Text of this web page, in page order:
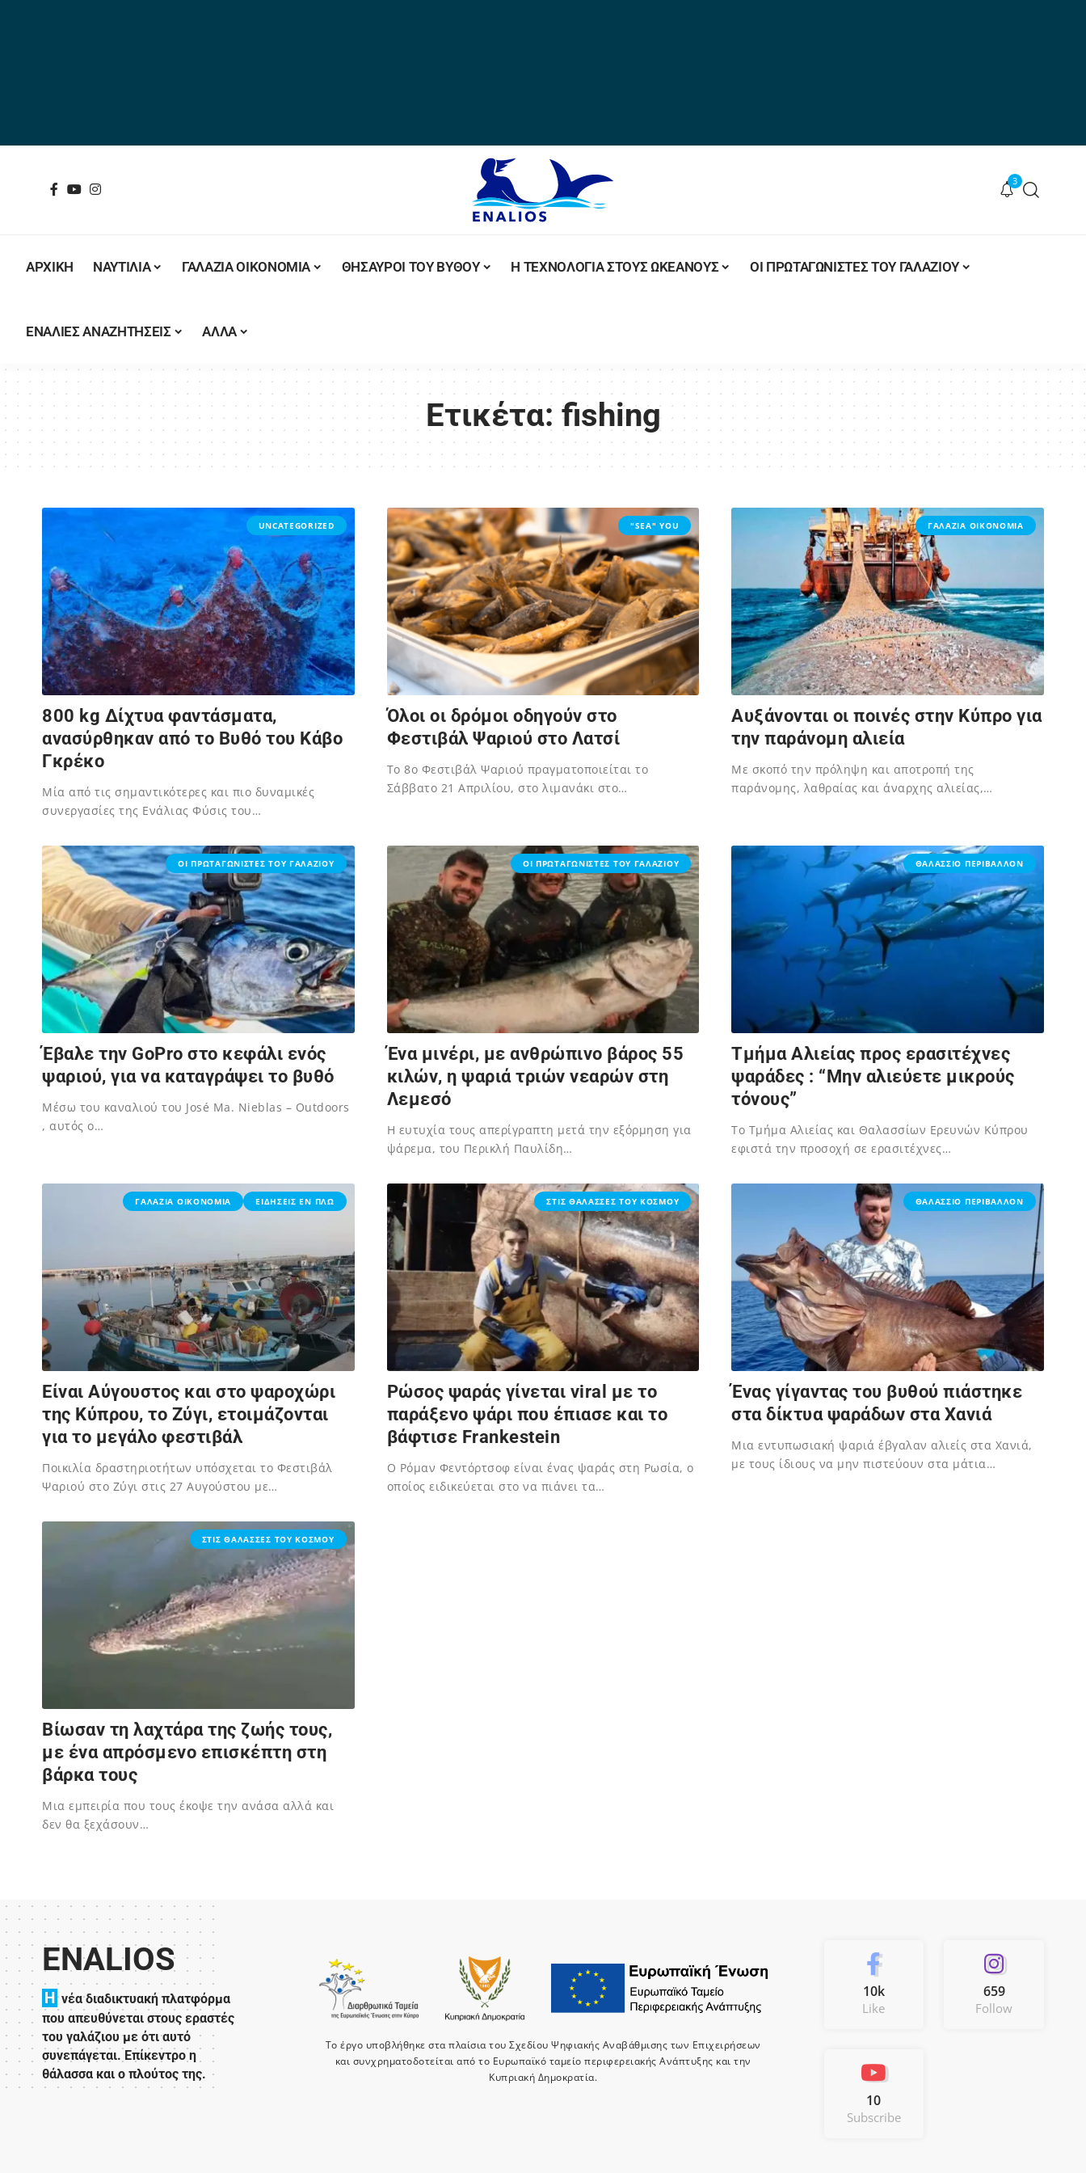
3
ΑΡΧΙΚΗ ΝΑΥΤΙΛΙΑ ΓΑΛΑΖΙΑ ΟΙΚΟΝΟΜΙΑ ΘΗΣΑΥΡΟΙ ΤΟΥ ΒΥΘΟΥ Η ΤΕΧΝΟΛΟΓΙΑ ΣΤΟΥΣ ΩΚΕΑΝΟΥΣ ΟΙ ΠΡΩΤΑΓΩΝΙΣΤΕΣ ΤΟΥ ΓΑΛΑΖΙΟΥ
ΕΝΑΛΙΕΣ ΑΝΑΖΗΤΗΣΕΙΣ ΑΛΛΑ
Ετικέτα: fishing
UNCATEGORIZED
800 kg Δίχτυα φαντάσματα,
ανασύρθηκαν από το Βυθό του Κάβο
Γκρέκο
Μία από τις σημαντικότερες και πιο δυναμικές
συνεργασίες της Ενάλιας Φύσις του…
"SEA" YOU
Όλοι οι δρόμοι οδηγούν στο
Φεστιβάλ Ψαριού στο Λατσί
Το 8ο Φεστιβάλ Ψαριού πραγματοποιείται το
Σάββατο 21 Απριλίου, στο λιμανάκι στο…
ΓΑΛΑΖΙΑ ΟΙΚΟΝΟΜΙΑ
Aυξάνονται οι ποινές στην Κύπρο για
την παράνομη αλιεία
Με σκοπό την πρόληψη και αποτροπή της
παράνομης, λαθραίας και άναρχης αλιείας,…
ΟΙ ΠΡΩΤΑΓΩΝΙΣΤΕΣ ΤΟΥ ΓΑΛΑΖΙΟΥ
Έβαλε την GoPro στο κεφάλι ενός
ψαριού, για να καταγράψει το βυθό
Μέσω του καναλιού του José Ma. Nieblas – Outdoors
, αυτός ο…
ΟΙ ΠΡΩΤΑΓΩΝΙΣΤΕΣ ΤΟΥ ΓΑΛΑΖΙΟΥ
Ένα μινέρι, με ανθρώπινο βάρος 55
κιλών, η ψαριά τριών νεαρών στη
Λεμεσό
Η ευτυχία τους απερίγραπτη μετά την εξόρμηση για
ψάρεμα, του Περικλή Παυλίδη…
ΘΑΛΑΣΣΙΟ ΠΕΡΙΒΑΛΛΟΝ
Τμήμα Αλιείας προς ερασιτέχνες
ψαράδες : “Μην αλιεύετε μικρούς
τόνους”
Το Τμήμα Αλιείας και Θαλασσίων Ερευνών Κύπρου
εφιστά την προσοχή σε ερασιτέχνες…
ΓΑΛΑΖΙΑ ΟΙΚΟΝΟΜΙΑ ΕΙΔΗΣΕΙΣ ΕΝ ΠΛΩ
Eίναι Αύγουστος και στο ψαροχώρι
της Κύπρου, το Ζύγι, ετοιμάζονται
για το μεγάλο φεστιβάλ
Ποικιλία δραστηριοτήτων υπόσχεται το Φεστιβάλ
Ψαριού στο Ζύγι στις 27 Αυγούστου με…
ΣΤΙΣ ΘΑΛΑΣΣΕΣ ΤΟΥ ΚΟΣΜΟΥ
Ρώσος ψαράς γίνεται viral με το
παράξενο ψάρι που έπιασε και το
βάφτισε Frankestein
Ο Ρόμαν Φεντόρτσοφ είναι ένας ψαράς στη Ρωσία, ο
οποίος ειδικεύεται στο να πιάνει τα…
ΘΑΛΑΣΣΙΟ ΠΕΡΙΒΑΛΛΟΝ
Ένας γίγαντας του βυθού πιάστηκε
στα δίκτυα ψαράδων στα Χανιά
Μια εντυπωσιακή ψαριά έβγαλαν αλιείς στα Χανιά,
με τους ίδιους να μην πιστεύουν στα μάτια…
ΣΤΙΣ ΘΑΛΑΣΣΕΣ ΤΟΥ ΚΟΣΜΟΥ
Βίωσαν τη λαχτάρα της ζωής τους,
με ένα απρόσμενο επισκέπτη στη
βάρκα τους
Μια εμπειρία που τους έκοψε την ανάσα αλλά και
δεν θα ξεχάσουν…
ENALIOS
H νέα διαδικτυακή πλατφόρμα
που απευθύνεται στους εραστές
του γαλάζιου με ότι αυτό
συνεπάγεται. Επίκεντρο η
θάλασσα και ο πλούτος της.
Το έργο υποβλήθηκε στα πλαίσια του Σχεδίου Ψηφιακής Αναβάθμισης των Επιχειρήσεων
και συνχρηματοδοτείται από το Ευρωπαϊκό ταμείο περιφερειακής Ανάπτυξης και την
Κυπριακή Δημοκρατία.
10k
Like
659
Follow
10
Subscribe